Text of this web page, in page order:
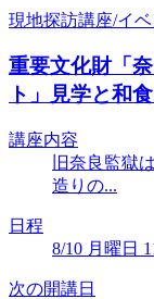
現地探訪講座/イベ
重要文化財「
ト」見学と和
講座内容
旧奈良監獄
造りの...
日程
8/10 月曜日
次の開講日